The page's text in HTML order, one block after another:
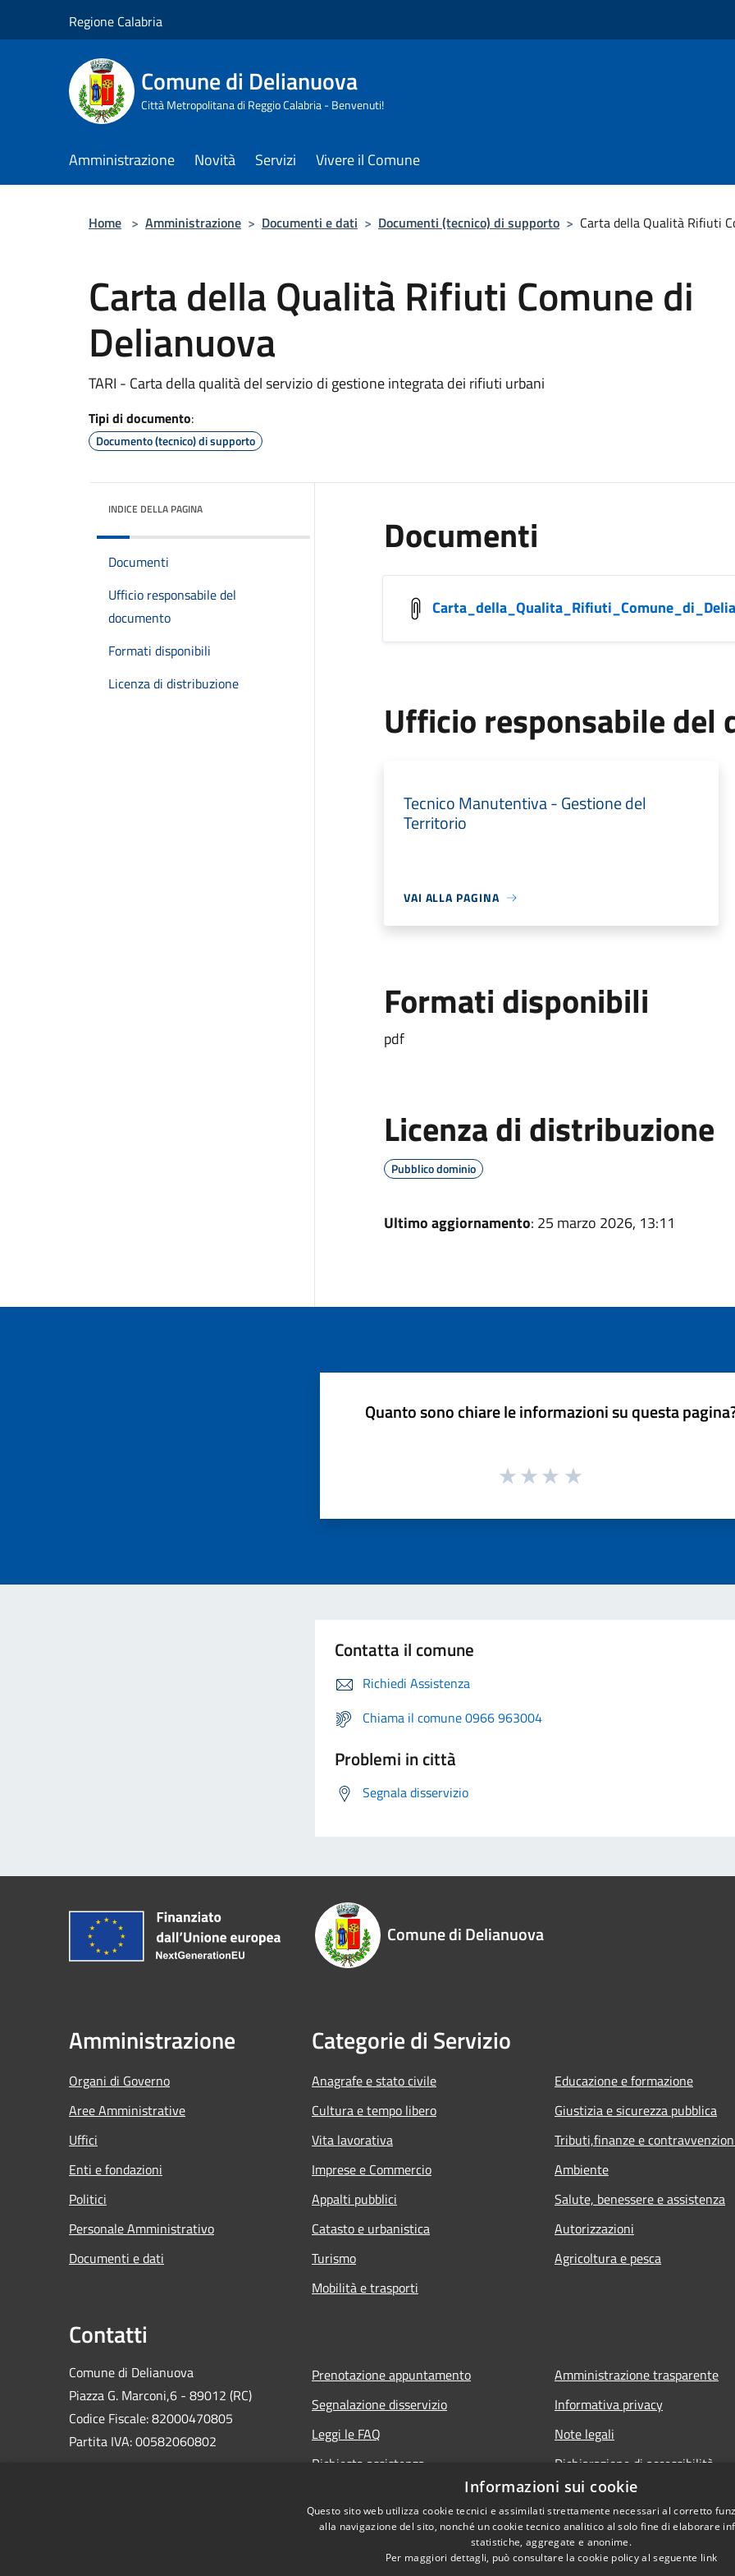
Regione Calabria
Comune di Delianuova
Città Metropolitana di Reggio Calabria - Benvenuti!
Amministrazione Novità Servizi Vivere il Comune
Home > Amministrazione > Documenti e dati > Documenti (tecnico) di supporto > Carta della Qualità Rifiuti
Carta della Qualità Rifiuti Comune di
Delianuova
TARI - Carta della qualità del servizio di gestione integrata dei rifiuti urbani
Tipi di documento:
Documento (tecnico) di supporto
INDICE DELLA PAGINA
Documenti
Ufficio responsabile del
documento
Formati disponibili
Licenza di distribuzione
Documenti
Ufficio responsabile del
Tecnico Manutentiva - Gestione del
Territorio
VAI ALLA PAGINA
Formati disponibili
pdf
Licenza di distribuzione
Pubblico dominio
Ultimo aggiornamento: 25 marzo 2026, 13:11
Quanto sono chiare le informazioni su questa
Contatta il comune
Richiedi Assistenza
Chiama il comune 0966 963004
Problemi in città
Segnala disservizio
Comune di Delianuova
Amministrazione
Organi di Governo
Aree Amministrative
Uffici
Enti e fondazioni
Politici
Personale Amministrativo
Documenti e dati
Categorie di Servizio
Anagrafe e stato civile
Cultura e tempo libero
Vita lavorativa
Imprese e Commercio
Appalti pubblici
Catasto e urbanistica
Turismo
Mobilità e trasporti
Educazione e formazione
Giustizia e sicurezza pubblica
Tributi,finanze e
Ambiente
Salute, benessere e assistenza
Autorizzazioni
Agricoltura e pesca
Contatti
Comune di Delianuova
Piazza G. Marconi,6 - 89012 (RC)
Codice Fiscale: 82000470805
Partita IVA: 00582060802
Prenotazione appuntamento
Segnalazione disservizio
Leggi le FAQ
Richiesta assistenza
Amministrazione trasparente
Informativa privacy
Note legali
Dichiarazione di accessibilità
Informazioni sui cookie
Questo sito web utilizza cookie tecnici e assimilati strettamente necessari al corretto
alla navigazione del sito, nonché un cookie tecnico analitico al solo fine di elaborare
statistiche, aggregate e anonime.
Per maggiori dettagli, può consultare la cookie policy al seguente link